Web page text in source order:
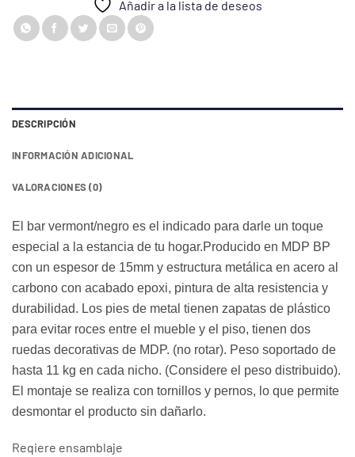
Añadir a la lista de deseos
DESCRIPCIÓN
INFORMACIÓN ADICIONAL
VALORACIONES (0)
El bar vermont/negro es el indicado para darle un toque
especial a la estancia de tu hogar.Producido en MDP BP
con un espesor de 15mm y estructura metálica en acero al
carbono con acabado epoxi, pintura de alta resistencia y
durabilidad. Los pies de metal tienen zapatas de plástico
para evitar roces entre el mueble y el piso, tienen dos
ruedas decorativas de MDP. (no rotar). Peso soportado de
hasta 11 kg en cada nicho. (Considere el peso distribuido).
El montaje se realiza con tornillos y pernos, lo que permite
desmontar el producto sin dañarlo.
Reqiere ensamblaje